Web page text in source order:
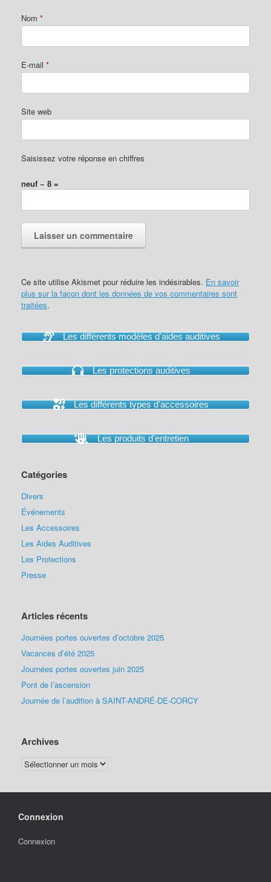
Nom *
E-mail *
Site web
Saisissez votre réponse en chiffres
neuf − 8 =
Ce site utilise Akismet pour réduire les indésirables. En savoir
plus sur la façon dont les données de vos commentaires sont
traitées.
Les différents modèles d'aides auditives
Les protections auditives
Les différents types d'accessoires
Les produits d'entretien
Catégories
Divers
Événements
Les Accessoires
Les Aides Auditives
Les Protections
Presse
Articles récents
Journées portes ouvertes d’octobre 2025
Vacances d’été 2025
Journées portes ouvertes juin 2025
Pont de l’ascension
Journée de l’audition à SAINT-ANDRÉ-DE-CORCY
Archives
Archives
Connexion
Connexion